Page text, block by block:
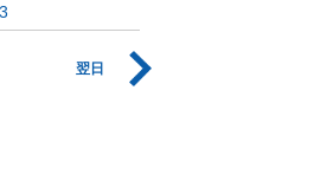
翌日